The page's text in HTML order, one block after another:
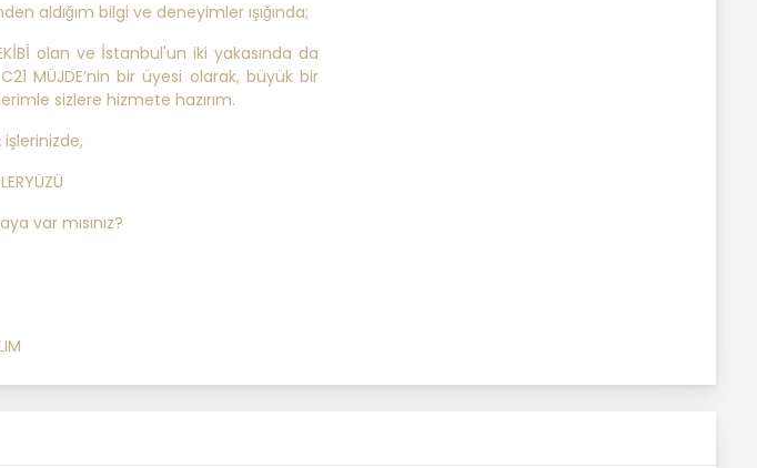
aldığım bilgi ve deneyimler ışığında;
olan ve İstanbul'un iki yakasında da
MÜJDE’nin bir üyesi olarak, büyük bir
sizlere hizmete hazırım.
işlerinizde,
var mısınız?